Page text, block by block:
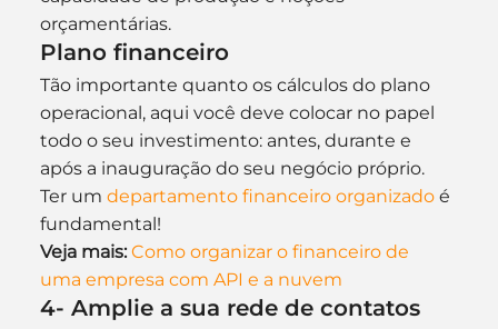
orçamentárias.
Plano financeiro
Tão importante quanto os cálculos do plano
operacional, aqui você deve colocar no papel
todo o seu investimento: antes, durante e
após a inauguração do seu negócio próprio.
Ter um departamento financeiro organizado é
fundamental!
Veja mais: Como organizar o financeiro de
uma empresa com API e a nuvem
4- Amplie a sua rede de contatos